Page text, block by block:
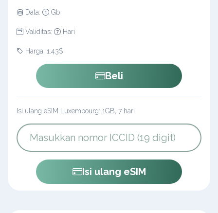
Data: Gb
Validitas: Hari
Harga: 1.43$
Beli
Isi ulang eSIM Luxembourg: 1GB, 7 hari
Isi ulang eSIM